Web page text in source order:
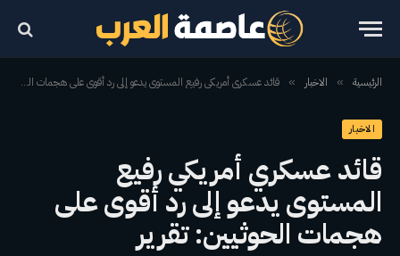
الرئيسية » الاخبار » قائد عسكري أمريكي رفيع المستوى يدعو إلى رد أقوى على هجمات الحوثيين: تقرير
الاخبار
قائد عسكري أمريكي رفيع
المستوى يدعو إلى رد أقوى على
هجمات الحوثيين: تقرير